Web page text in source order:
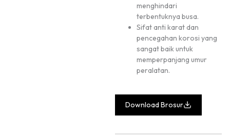
menghindari
terbentuknya busa.
Sifat anti karat dan
pencegahan korosi yang
sangat baik untuk
memperpanjang umur
peralatan.
Download Brosur